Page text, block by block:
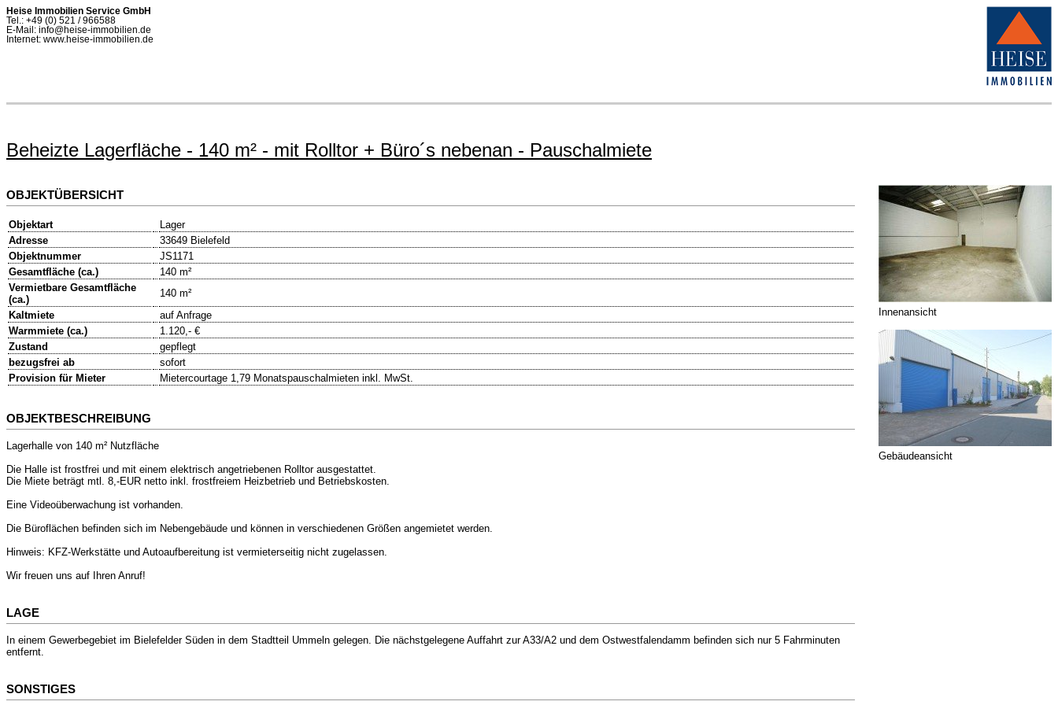
Heise Immobilien Service GmbH
Tel.: +49 (0) 521 / 966588
E-Mail: info@heise-immobilien.de
Internet: www.heise-immobilien.de
Beheizte Lagerfläche - 140 m² - mit Rolltor + Büro´s nebenan - Pauschalmiete
OBJEKTÜBERSICHT
Objektart
Lager
Adresse
33649 Bielefeld
Objektnummer
JS1171
Gesamtfläche (ca.)
140 m²
Vermietbare Gesamtfläche
(ca.)
140 m²
Kaltmiete
auf Anfrage
Warmmiete (ca.)
1.120,- €
Zustand
gepflegt
bezugsfrei ab
sofort
Provision für Mieter
Mietercourtage 1,79 Monatspauschalmieten inkl. MwSt.
OBJEKTBESCHREIBUNG
Lagerhalle von 140 m² Nutzfläche
Die Halle ist frostfrei und mit einem elektrisch angetriebenen Rolltor ausgestattet.
Die Miete beträgt mtl. 8,-EUR netto inkl. frostfreiem Heizbetrieb und Betriebskosten.
Eine Videoüberwachung ist vorhanden.
Die Büroflächen befinden sich im Nebengebäude und können in verschiedenen Größen angemietet werden.
Hinweis: KFZ-Werkstätte und Autoaufbereitung ist vermieterseitig nicht zugelassen.
Wir freuen uns auf Ihren Anruf!
LAGE
In einem Gewerbegebiet im Bielefelder Süden in dem Stadtteil Ummeln gelegen. Die nächstgelegene Auffahrt zur A33/A2 und dem Ostwestfalendamm befinden sich nur 5 Fahrminuten
entfernt.
SONSTIGES
Innenansicht
Gebäudeansicht